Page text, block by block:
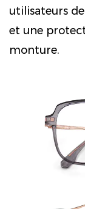
utilisateurs
et une
monture.